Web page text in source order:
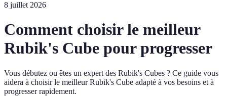
8 juillet 2026
Comment choisir le meilleur
Rubik's Cube pour progresser
Vous débutez ou êtes un expert des Rubik's Cubes ? Ce guide vous
aidera à choisir le meilleur Rubik's Cube adapté à vos besoins et à
progresser rapidement.